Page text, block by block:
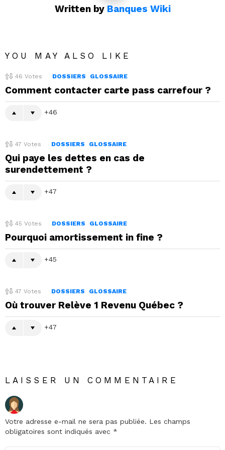
Written by Banques Wiki
YOU MAY ALSO LIKE
46 Votes DOSSIERS GLOSSAIRE
Comment contacter carte pass carrefour ?
46
47 Votes DOSSIERS GLOSSAIRE
Qui paye les dettes en cas de
surendettement ?
47
45 Votes DOSSIERS GLOSSAIRE
Pourquoi amortissement in fine ?
45
47 Votes DOSSIERS GLOSSAIRE
Où trouver Relève 1 Revenu Québec ?
47
LAISSER UN COMMENTAIRE
Votre adresse e-mail ne sera pas publiée. Les champs
obligatoires sont indiqués avec *